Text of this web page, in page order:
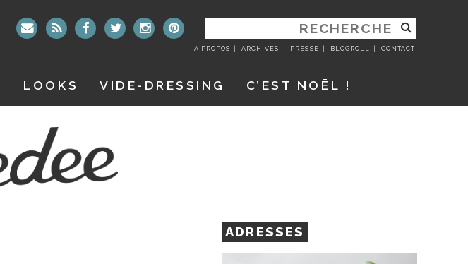
RECHERCHER
:
A PROPOS ARCHIVES PRESSE BLOGROLL CONTACT
LOOKS VIDE-DRESSING C’EST NOËL !
ADRESSES